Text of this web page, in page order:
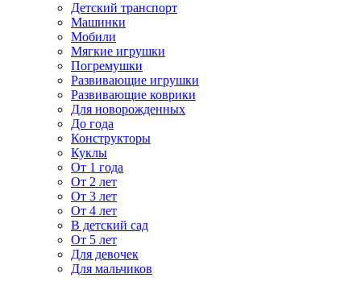
Детский транспорт
Машинки
Мобили
Мягкие игрушки
Погремушки
Развивающие игрушки
Развивающие коврики
Для новорожденных
До года
Конструкторы
Куклы
От 1 года
От 2 лет
От 3 лет
От 4 лет
В детский сад
От 5 лет
Для девочек
Для мальчиков